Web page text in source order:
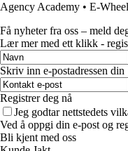
Agency Academy • E-
Få nyheter fra oss – meld
Lær mer med ett klikk -
Skriv inn e-postadressen din
Registrer deg nå
Jeg godtar nettstedets
Ved å oppgi din e-post og
Bli kjent med oss